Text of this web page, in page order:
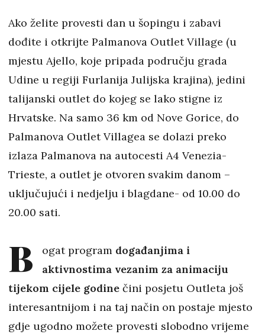
Ako želite provesti dan u šopingu i zabavi
dođite i otkrijte Palmanova Outlet Village (u
mjestu Ajello, koje pripada području grada
Udine u regiji Furlanija Julijska krajina), jedini
talijanski outlet do kojeg se lako stigne iz
Hrvatske. Na samo 36 km od Nove Gorice, do
Palmanova Outlet Villagea se dolazi preko
izlaza Palmanova na autocesti A4 Venezia-
Trieste, a outlet je otvoren svakim danom –
uključujući i nedjelju i blagdane- od 10.00 do
20.00 sati.
B ogat program događanjima i
aktivnostima vezanim za animaciju
tijekom cijele godine čini posjetu Outleta još
interesantnijom i na taj način on postaje mjesto
gdje ugodno možete provesti slobodno vrijeme